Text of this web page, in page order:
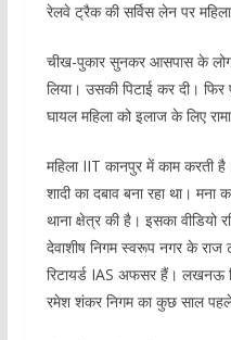
रेलवे ट्रैक की सर्विस लेन पर
चीख-पुकार सुनकर आसपास के
लिया। उसकी पिटाई कर दी।
घायल महिला को इलाज के लिए
महिला IIT कानपुर में काम करती
शादी का दबाव बना रहा था।
थाना क्षेत्र की है। इसका
देवाशीष निगम स्वरूप नगर के राज
रिटायर्ड IAS अफसर हैं। लखनऊ
रमेश शंकर निगम का कुछ साल